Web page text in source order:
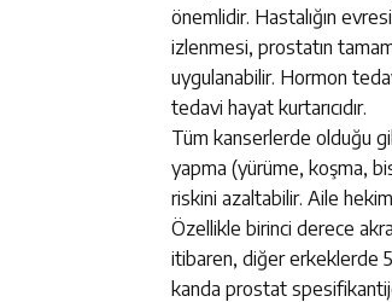
önemlidir. Hastalığın
izlenmesi, prostatın
uygulanabilir. Hormon
tedavi hayat kurtarıcıdır.
Tüm kanserlerde olduğu
yapma (yürüme, koşma,
riskini azaltabilir. Aile
Özellikle birinci derece
itibaren, diğer erkeklerde
kanda prostat